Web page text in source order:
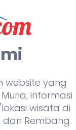
website yang
informasi
wisata di
dan Rembang